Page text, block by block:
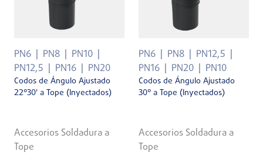
PN6 PN8
PN10
PN12,5
PN16 PN20
Codos de Ángulo Ajustado
22°30' a Tope (Inyectados)
Accesorios Soldadura a
Tope
PN6 PN8
PN12,5
PN16
PN20 PN10
Codos de Ángulo Ajustado
30° a Tope (Inyectados)
Accesorios Soldadura a
Tope